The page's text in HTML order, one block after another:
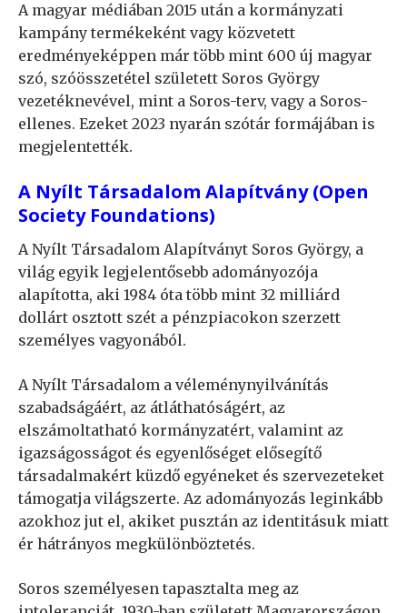
A magyar médiában 2015 után a kormányzati
kampány termékeként vagy közvetett
eredményeképpen már több mint 600 új magyar
szó, szóösszetétel született Soros György
vezetéknevével, mint a Soros-terv, vagy a Soros-
ellenes. Ezeket 2023 nyarán szótár formájában is
megjelentették.
A Nyílt Társadalom Alapítvány (Open
Society Foundations)
A Nyílt Társadalom Alapítványt Soros György, a
világ egyik legjelentősebb adományozója
alapította, aki 1984 óta több mint 32 milliárd
dollárt osztott szét a pénzpiacokon szerzett
személyes vagyonából.
A Nyílt Társadalom a véleménynyilvánítás
szabadságáért, az átláthatóságért, az
elszámoltatható kormányzatért, valamint az
igazságosságot és egyenlőséget elősegítő
társadalmakért küzdő egyéneket és szervezeteket
támogatja világszerte. Az adományozás leginkább
azokhoz jut el, akiket pusztán az identitásuk miatt
ér hátrányos megkülönböztetés.
Soros személyesen tapasztalta meg az